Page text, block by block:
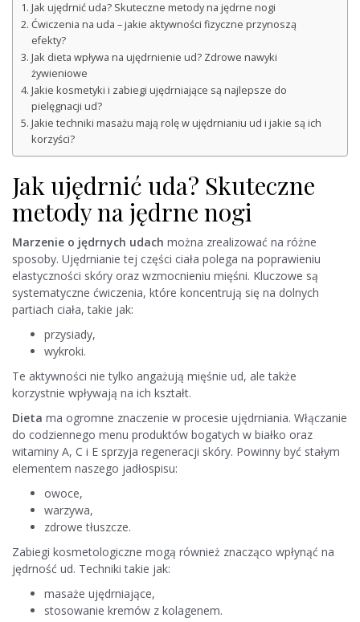
Jak ujędrnić uda? Skuteczne metody na jędrne nogi
Ćwiczenia na uda – jakie aktywności fizyczne przynoszą
efekty?
Jak dieta wpływa na ujędrnienie ud? Zdrowe nawyki
żywieniowe
Jakie kosmetyki i zabiegi ujędrniające są najlepsze do
pielęgnacji ud?
Jakie techniki masażu mają rolę w ujędrnianiu ud i jakie są ich
korzyści?
Jak ujędrnić uda? Skuteczne
metody na jędrne nogi
Marzenie o jędrnych udach można zrealizować na różne
sposoby. Ujędrnianie tej części ciała polega na poprawieniu
elastyczności skóry oraz wzmocnieniu mięśni. Kluczowe są
systematyczne ćwiczenia, które koncentrują się na dolnych
partiach ciała, takie jak:
przysiady,
wykroki.
Te aktywności nie tylko angażują mięśnie ud, ale także
korzystnie wpływają na ich kształt.
Dieta ma ogromne znaczenie w procesie ujędrniania. Włączanie
do codziennego menu produktów bogatych w białko oraz
witaminy A, C i E sprzyja regeneracji skóry. Powinny być stałym
elementem naszego jadłospisu:
owoce,
warzywa,
zdrowe tłuszcze.
Zabiegi kosmetologiczne mogą również znacząco wpłynąć na
jędrność ud. Techniki takie jak:
masaże ujędrniające,
stosowanie kremów z kolagenem.